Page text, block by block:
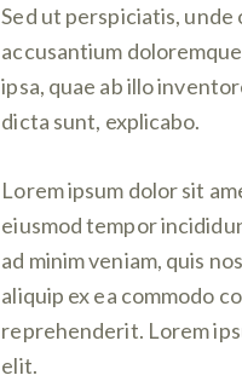
Sed ut perspiciatis,
accusantium
ipsa, quae ab illo
dicta sunt, explicabo.
Lorem ipsum dolor sit
eiusmod tempor
ad minim veniam, quis
aliquip ex ea commodo
reprehenderit. Lorem
elit.